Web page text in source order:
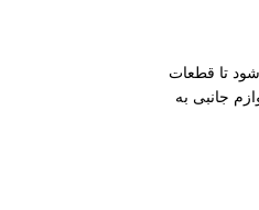
تا قطعات
جانبی به